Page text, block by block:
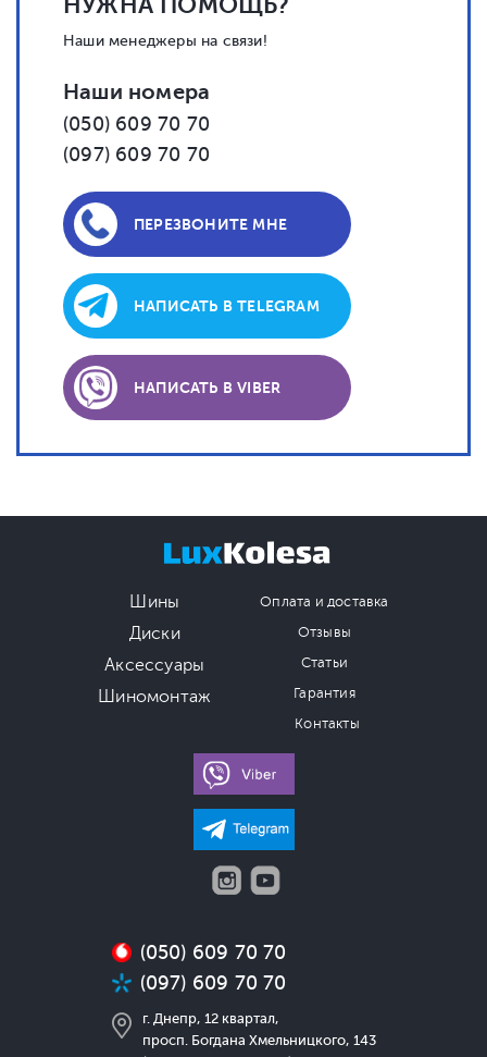
Наши менеджеры на связи!
Наши номера
(050) 609 70 70
(097) 609 70 70
ПЕРЕЗВОНИТЕ МНЕ
НАПИСАТЬ В TELEGRAM
НАПИСАТЬ В VIBER
Шины
Диски
Аксессуары
Шиномонтаж
Оплата и доставка
Отзывы
Статьи
Гарантия
Контакты
(050) 609 70 70
(097) 609 70 70
г. Днепр, 12 квартал,
просп. Богдана Хмельницкого, 143